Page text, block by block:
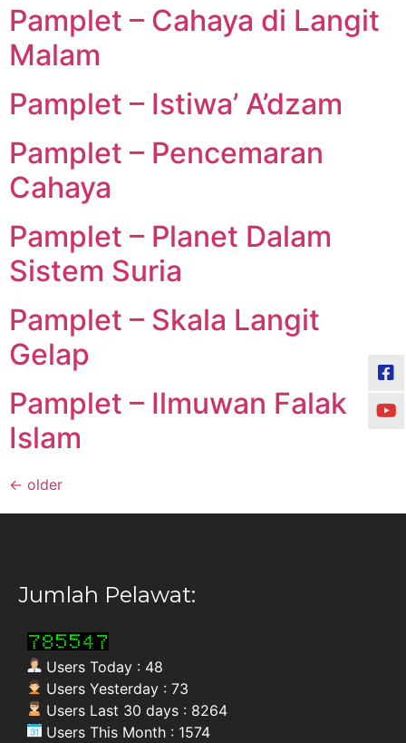
Pamplet – Cahaya di Langit
Malam
Pamplet – Istiwa’ A’dzam
Pamplet – Pencemaran
Cahaya
Pamplet – Planet Dalam
Sistem Suria
Pamplet – Skala Langit
Gelap
Pamplet – Ilmuwan Falak
Islam
← older
Jumlah Pelawat:
Users Today : 48
Users Yesterday : 73
Users Last 30 days : 8264
Users This Month : 1574